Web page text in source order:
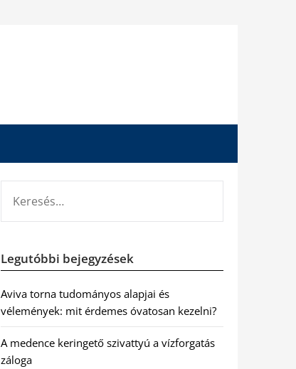
Legutóbbi bejegyzések
Aviva torna tudományos alapjai és
vélemények: mit érdemes óvatosan kezelni?
A medence keringető szivattyú a vízforgatás
záloga